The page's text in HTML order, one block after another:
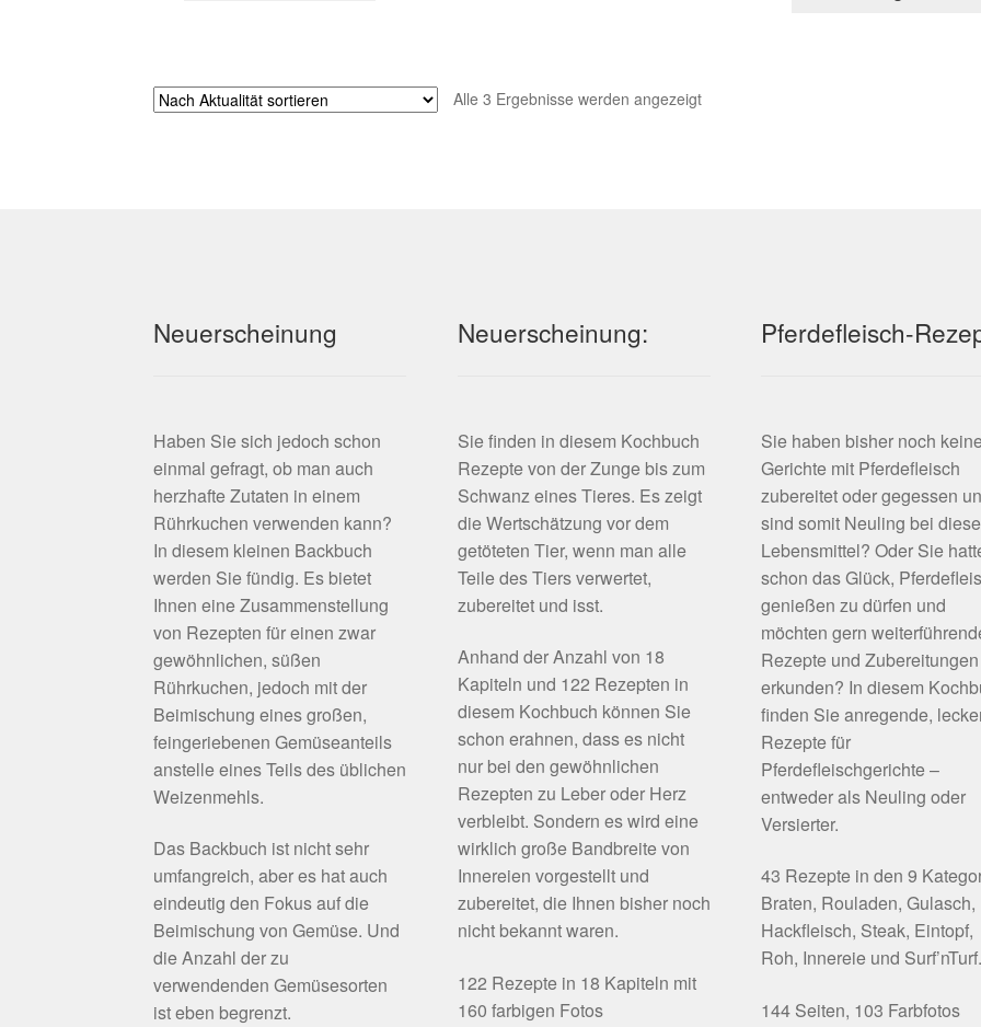
auf.
Die
Alle 3 Ergebnisse werden angezeigtNach
Neuerscheinung
Haben Sie sich jedoch schon
einmal gefragt, ob man auch
herzhafte Zutaten in einem
Rührkuchen verwenden kann?
In diesem kleinen Backbuch
werden Sie fündig. Es bietet
Ihnen eine Zusammenstellung
von Rezepten für einen zwar
gewöhnlichen, süßen
Rührkuchen, jedoch mit der
Beimischung eines großen,
feingeriebenen Gemüseanteils
anstelle eines Teils des üblichen
Weizenmehls.
Das Backbuch ist nicht sehr
umfangreich, aber es hat auch
eindeutig den Fokus auf die
Beimischung von Gemüse. Und
die Anzahl der zu
verwendenden Gemüsesorten
ist eben begrenzt.
Neuerscheinung:
Sie finden in diesem Kochbuch
Rezepte von der Zunge bis zum
Schwanz eines Tieres. Es zeigt
die Wertschätzung vor dem
getöteten Tier, wenn man alle
Teile des Tiers verwertet,
zubereitet und isst.
Anhand der Anzahl von 18
Kapiteln und 122 Rezepten in
diesem Kochbuch können Sie
schon erahnen, dass es nicht
nur bei den gewöhnlichen
Rezepten zu Leber oder Herz
verbleibt. Sondern es wird eine
wirklich große Bandbreite von
Innereien vorgestellt und
zubereitet, die Ihnen bisher noch
nicht bekannt waren.
122 Rezepte in 18 Kapiteln mit
160 farbigen Fotos
Pferdefleisch-
Sie haben bisher noch
Gerichte mit Pferdefleisch
zubereitet oder gegessen
sind somit Neuling bei
Lebensmittel? Oder Sie
schon das Glück,
genießen zu dürfen und
möchten gern
Rezepte und Zubereitungen
erkunden? In diesem
finden Sie anregende,
Rezepte für
Pferdefleischgerichte –
entweder als Neuling oder
Versierter.
43 Rezepte in den 9
Braten, Rouladen, Gulasch,
Hackfleisch, Steak, Eintopf,
Roh, Innereie und Surf’nTurf.
144 Seiten, 103 Farbfotos